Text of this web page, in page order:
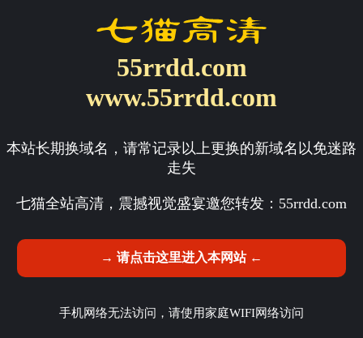
55rrdd.com
www.55rrdd.com
本站长期换域名，请常记录以上更换的新域名以免迷路
走失
七猫全站高清，震撼视觉盛宴邀您转发： 55rrdd.com
→ 请点击这里进入本网站 ←
手机网络无法访问，请使用家庭WIFI网络访问